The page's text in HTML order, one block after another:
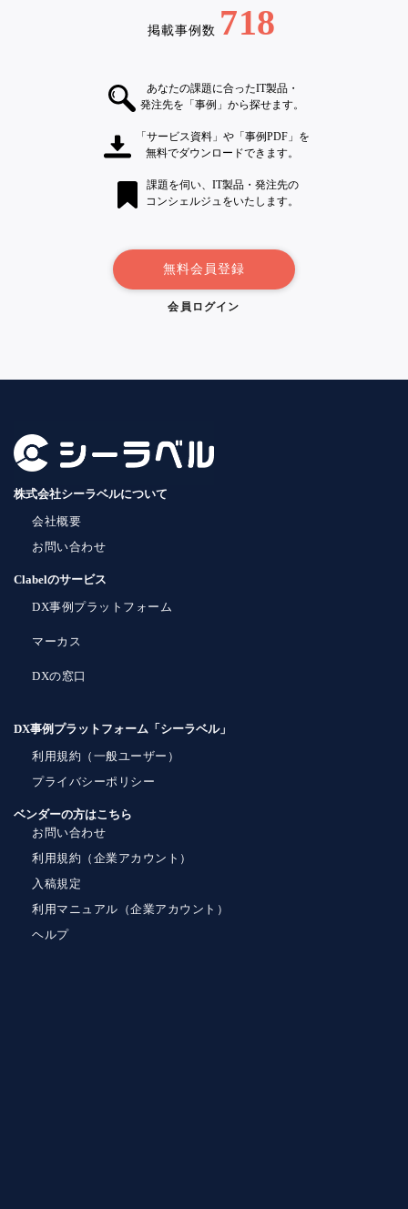
掲載事例数 718
あなたの課題に合ったIT製品・
発注先を「事例」から探せます。
「サービス資料」や「事例PDF」を
無料でダウンロードできます。
課題を伺い、IT製品・発注先の
コンシェルジュをいたします。
無料会員登録
会員ログイン
株式会社シーラベルについて
会社概要
お問い合わせ
Clabelのサービス
DX事例プラットフォーム
マーカス
DXの窓口
DX事例プラットフォーム「シーラベル」
利用規約（一般ユーザー）
プライバシーポリシー
ベンダーの方はこちら
お問い合わせ
利用規約（企業アカウント）
入稿規定
利用マニュアル（企業アカウント）
ヘルプ